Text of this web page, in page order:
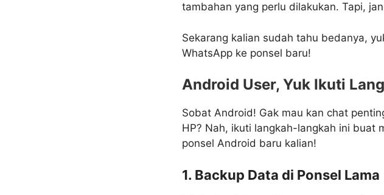
tambahan yang perlu dilakukan. Tapi,
Sekarang kalian sudah tahu bedanya,
WhatsApp ke ponsel baru!
Android User, Yuk Ikuti
Sobat Android! Gak mau kan chat
HP? Nah, ikuti langkah-langkah ini buat
ponsel Android baru kalian!
1. Backup Data di Ponsel Lama